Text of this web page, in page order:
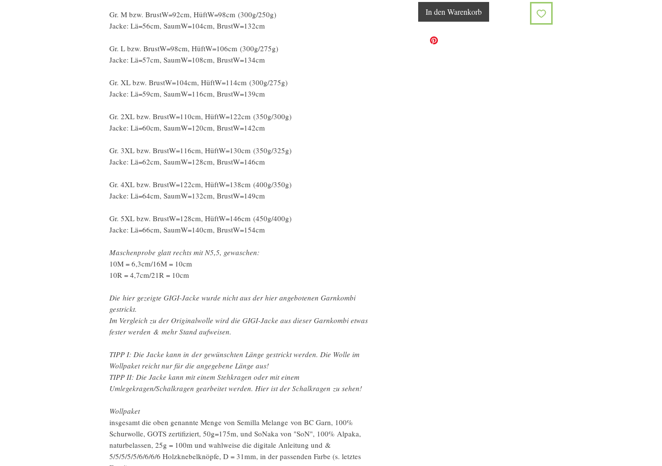
Gr. M bzw. BrustW=92cm, HüftW=98cm (300g/250g)
Jacke: Lä=56cm, SaumW=104cm, BrustW=132cm
Gr. L bzw. BrustW=98cm, HüftW=106cm (300g/275g)
Jacke: Lä=57cm, SaumW=108cm, BrustW=134cm
Gr. XL bzw. BrustW=104cm, HüftW=114cm (300g/275g)
Jacke: Lä=59cm, SaumW=116cm, BrustW=139cm
Gr. 2XL bzw. BrustW=110cm, HüftW=122cm (350g/300g)
Jacke: Lä=60cm, SaumW=120cm, BrustW=142cm
Gr. 3XL bzw. BrustW=116cm, HüftW=130cm (350g/325g)
Jacke: Lä=62cm, SaumW=128cm, BrustW=146cm
Gr. 4XL bzw. BrustW=122cm, HüftW=138cm (400g/350g)
Jacke: Lä=64cm, SaumW=132cm, BrustW=149cm
Gr. 5XL bzw. BrustW=128cm, HüftW=146cm (450g/400g)
Jacke: Lä=66cm, SaumW=140cm, BrustW=154cm
Maschenprobe glatt rechts mit N5,5, gewaschen:
10M = 6,3cm/16M = 10cm
10R = 4,7cm/21R = 10cm
Die hier gezeigte GIGI-Jacke wurde nicht aus der hier angebotenen Garnkombi
gestrickt.
Im Vergleich zu der Originalwolle wird die GIGI-Jacke aus dieser Garnkombi etwas
fester werden & mehr Stand aufweisen.
TIPP I: Die Jacke kann in der gewünschten Länge gestrickt werden. Die Wolle im
Wollpaket reicht nur für die angegebene Länge aus!
TIPP II: Die Jacke kann mit einem Stehkragen oder mit einem
Umlegekragen/Schalkragen gearbeitet werden. Hier ist der Schalkragen zu sehen!
Wollpaket
insgesamt die oben genannte Menge von Semilla Melange von BC Garn, 100%
Schurwolle, GOTS zertifiziert, 50g=175m, und SoNaka von "SoN", 100% Alpaka,
naturbelassen, 25g = 100m und wahlweise die digitale Anleitung und &
5/5/5/5/5/6/6/6/6 Holzknebelknöpfe, D = 31mm, in der passenden Farbe (s. letztes
In den Warenkorb